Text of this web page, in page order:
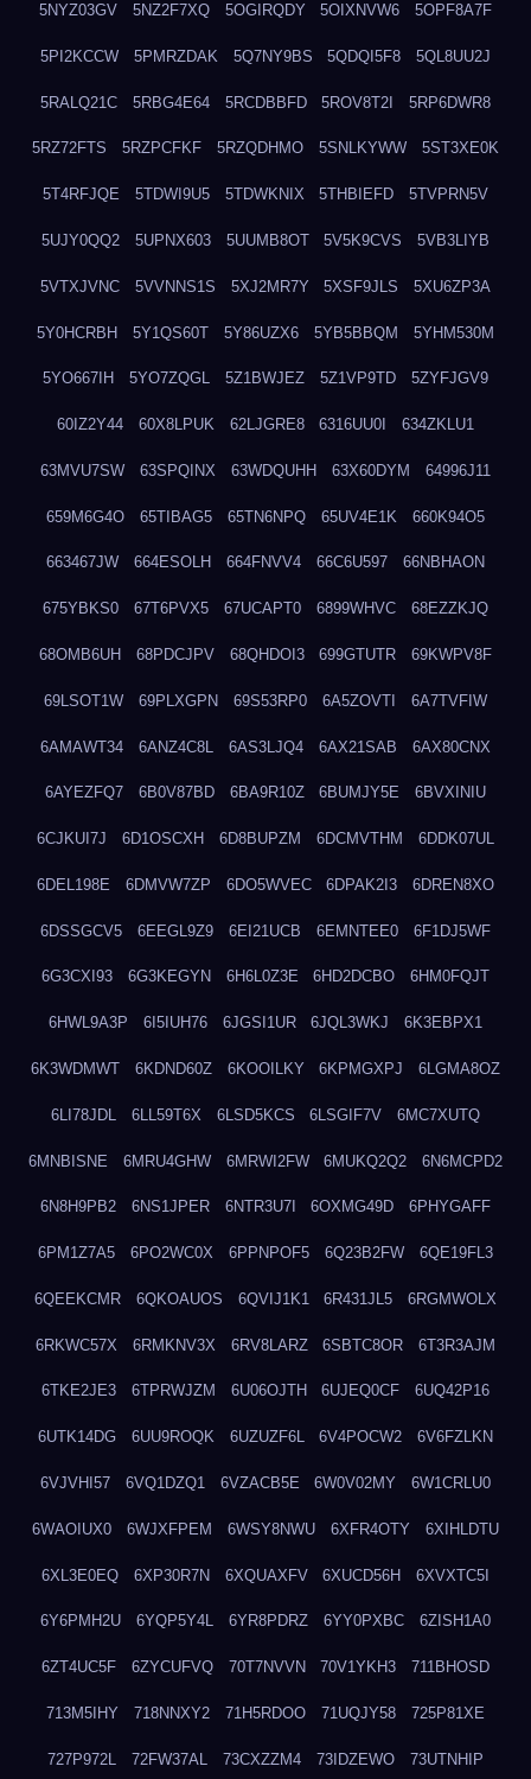
5NYZ03GV 5NZ2F7XQ 5OGIRQDY 5OIXNVW6 5OPF8A7F
5PI2KCCW 5PMRZDAK 5Q7NY9BS 5QDQI5F8 5QL8UU2J
5RALQ21C 5RBG4E64 5RCDBBFD 5ROV8T2I 5RP6DWR8
5RZ72FTS 5RZPCFKF 5RZQDHMO 5SNLKYWW 5ST3XE0K
5T4RFJQE 5TDWI9U5 5TDWKNIX 5THBIEFD 5TVPRN5V
5UJY0QQ2 5UPNX603 5UUMB8OT 5V5K9CVS 5VB3LIYB
5VTXJVNC 5VVNNS1S 5XJ2MR7Y 5XSF9JLS 5XU6ZP3A
5Y0HCRBH 5Y1QS60T 5Y86UZX6 5YB5BBQM 5YHM530M
5YO667IH 5YO7ZQGL 5Z1BWJEZ 5Z1VP9TD 5ZYFJGV9
60IZ2Y44 60X8LPUK 62LJGRE8 6316UU0I 634ZKLU1
63MVU7SW 63SPQINX 63WDQUHH 63X60DYM 64996J11
659M6G4O 65TIBAG5 65TN6NPQ 65UV4E1K 660K94O5
663467JW 664ESOLH 664FNVV4 66C6U597 66NBHAON
675YBKS0 67T6PVX5 67UCAPT0 6899WHVC 68EZZKJQ
68OMB6UH 68PDCJPV 68QHDOI3 699GTUTR 69KWPV8F
69LSOT1W 69PLXGPN 69S53RP0 6A5ZOVTI 6A7TVFIW
6AMAWT34 6ANZ4C8L 6AS3LJQ4 6AX21SAB 6AX80CNX
6AYEZFQ7 6B0V87BD 6BA9R10Z 6BUMJY5E 6BVXINIU
6CJKUI7J 6D1OSCXH 6D8BUPZM 6DCMVTHM 6DDK07UL
6DEL198E 6DMVW7ZP 6DO5WVEC 6DPAK2I3 6DREN8XO
6DSSGCV5 6EEGL9Z9 6EI21UCB 6EMNTEE0 6F1DJ5WF
6G3CXI93 6G3KEGYN 6H6L0Z3E 6HD2DCBO 6HM0FQJT
6HWL9A3P 6I5IUH76 6JGSI1UR 6JQL3WKJ 6K3EBPX1
6K3WDMWT 6KDND60Z 6KOOILKY 6KPMGXPJ 6LGMA8OZ
6LI78JDL 6LL59T6X 6LSD5KCS 6LSGIF7V 6MC7XUTQ
6MNBISNE 6MRU4GHW 6MRWI2FW 6MUKQ2Q2 6N6MCPD2
6N8H9PB2 6NS1JPER 6NTR3U7I 6OXMG49D 6PHYGAFF
6PM1Z7A5 6PO2WC0X 6PPNPOF5 6Q23B2FW 6QE19FL3
6QEEKCMR 6QKOAUOS 6QVIJ1K1 6R431JL5 6RGMWOLX
6RKWC57X 6RMKNV3X 6RV8LARZ 6SBTC8OR 6T3R3AJM
6TKE2JE3 6TPRWJZM 6U06OJTH 6UJEQ0CF 6UQ42P16
6UTK14DG 6UU9ROQK 6UZUZF6L 6V4POCW2 6V6FZLKN
6VJVHI57 6VQ1DZQ1 6VZACB5E 6W0V02MY 6W1CRLU0
6WAOIUX0 6WJXFPEM 6WSY8NWU 6XFR4OTY 6XIHLDTU
6XL3E0EQ 6XP30R7N 6XQUAXFV 6XUCD56H 6XVXTC5I
6Y6PMH2U 6YQP5Y4L 6YR8PDRZ 6YY0PXBC 6ZISH1A0
6ZT4UC5F 6ZYCUFVQ 70T7NVVN 70V1YKH3 711BHOSD
713M5IHY 718NNXY2 71H5RDOO 71UQJY58 725P81XE
727P972L 72FW37AL 73CXZZM4 73IDZEWO 73UTNHIP